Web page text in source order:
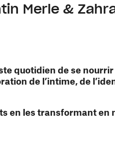
Merle &
quotidien de se
de l’intime, de
en les transformant en